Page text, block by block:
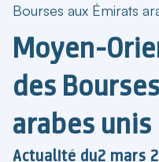
Bourses aux Émirats
Moyen-
des
arabes unis
Actualité du2 mars